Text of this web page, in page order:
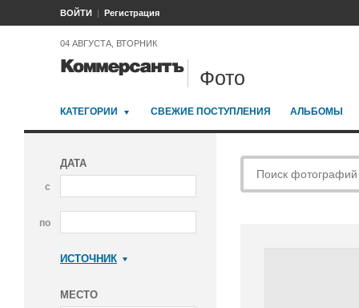
ВОЙТИ Регистрация
04 АВГУСТА, ВТОРНИК
Фото
КАТЕГОРИИ СВЕЖИЕ ПОСТУПЛЕНИЯ АЛЬБОМЫ
ДАТА
с
по
ИСТОЧНИК
МЕСТО